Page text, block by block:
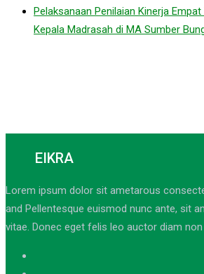
Pelaksanaan Penilaian Kinerja Empat
Kepala Madrasah di MA Sumber
EIKRA
Lorem ipsum dolor sit ametarous
and Pellentesque euismod nunc ante, sit
vitae. Donec eget felis leo auctor diam